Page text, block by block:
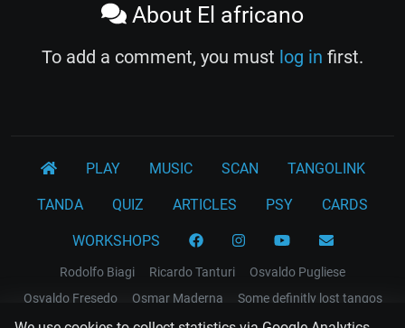
About El africano
To add a comment, you must log in first.
PLAY MUSIC SCAN TANGOLINK
TANDA QUIZ ARTICLES PSY CARDS
WORKSHOPS
Rodolfo Biagi Ricardo Tanturi
Osvaldo Pugliese
Osvaldo Fresedo
Osmar Maderna
Some definitly lost tangos
Juan D'Arienzo
Carlos Di Sarli